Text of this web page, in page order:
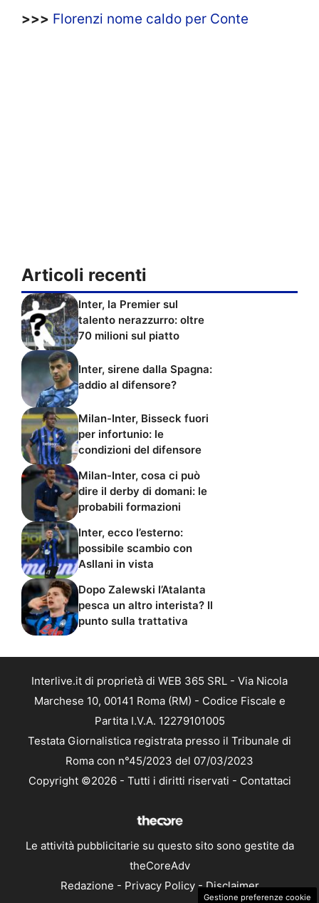
>>> Florenzi nome caldo per Conte
Articoli recenti
Inter, la Premier sul
talento nerazzurro: oltre
70 milioni sul piatto
Inter, sirene dalla Spagna:
addio al difensore?
Milan-Inter, Bisseck fuori
per infortunio: le
condizioni del difensore
Milan-Inter, cosa ci può
dire il derby di domani: le
probabili formazioni
Inter, ecco l’esterno:
possibile scambio con
Asllani in vista
Dopo Zalewski l’Atalanta
pesca un altro interista? Il
punto sulla trattativa
Interlive.it di proprietà di WEB 365 SRL - Via Nicola
Marchese 10, 00141 Roma (RM) - Codice Fiscale e
Partita I.V.A. 12279101005
Testata Giornalistica registrata presso il Tribunale di
Roma con n°45/2023 del 07/03/2023
Copyright ©2026 - Tutti i diritti riservati - Contattaci
Le attività pubblicitarie su questo sito sono gestite da
theCoreAdv
Redazione - Privacy Policy-Disclaimer
Gestione preferenze cookie